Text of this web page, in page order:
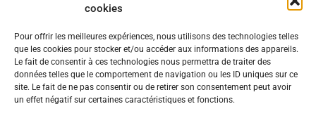
cookies
Pour offrir les meilleures expériences, nous utilisons des technologies telles
que les cookies pour stocker et/ou accéder aux informations des appareils.
Le fait de consentir à ces technologies nous permettra de traiter des
données telles que le comportement de navigation ou les ID uniques sur ce
site. Le fait de ne pas consentir ou de retirer son consentement peut avoir
un effet négatif sur certaines caractéristiques et fonctions.
© 2022 Meilleur-rhum.net - Tous droits réservés
Mentions légales-Politique de cookies